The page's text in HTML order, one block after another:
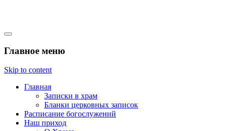
Михайло-Архангельский
храм село Константиново
Главное меню
Skip to content
Главная
Записки в храм
Бланки церковных записок
Расписание богослужений
Наш приход